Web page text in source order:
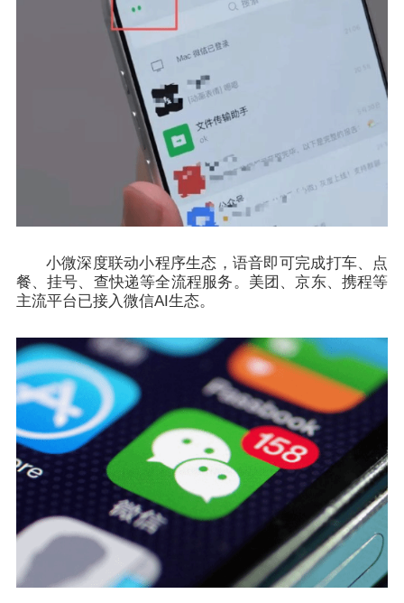
小微深度联动小程序生态，语音即可完成打车、点
餐、挂号、查快递等全流程服务。美团、京东、携程等
主流平台已接入微信AI生态。